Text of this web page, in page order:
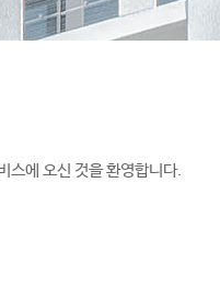
스에 오신 것을 환영합니다.